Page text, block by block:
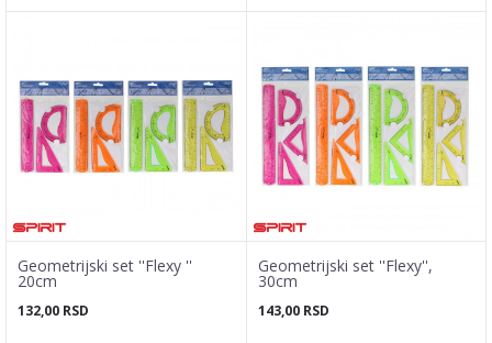
Geometrijski set ''Flexy ''
20cm
132,00 RSD
Geometrijski set ''Flexy'',
30cm
143,00 RSD